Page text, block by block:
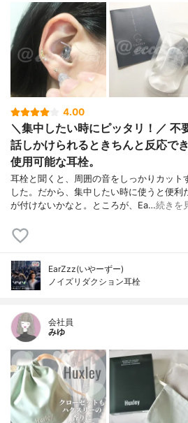
4.00
＼集中したい時にピッタリ！／ 不
話しかけられるときちんと反応で
使用可能な耳栓。
耳栓と聞くと、周囲の音をしっかりカット
した。だから、集中したい時に使うと便
が付けないかなと。ところが、Ea…続きを
EarZzz(いやーずー)
ノイズリダクション耳栓
会社員
みゆ